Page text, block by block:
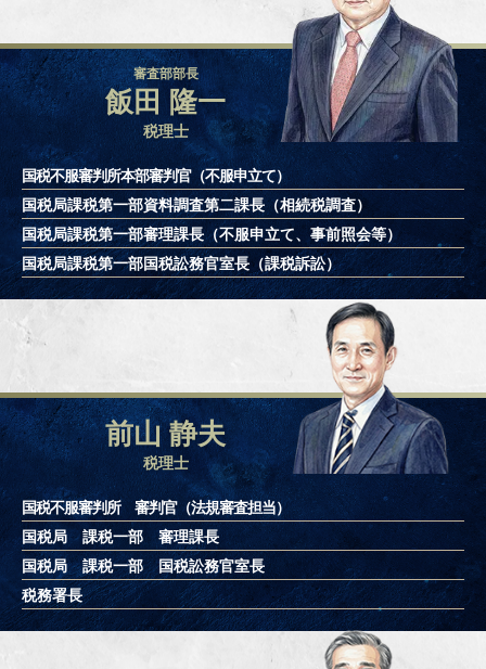
審査部部長
飯田 隆一
税理士
国税不服審判所本部審判官（不服申立て）
国税局課税第一部資料調査第二課長（相続税調査）
国税局課税第一部審理課長（不服申立て、事前照会等）
国税局課税第一部国税訟務官室長（課税訴訟）
前山 静夫
税理士
国税不服審判所 審判官（法規審査担当）
国税局 課税一部 審理課長
国税局 課税一部 国税訟務官室長
税務署長